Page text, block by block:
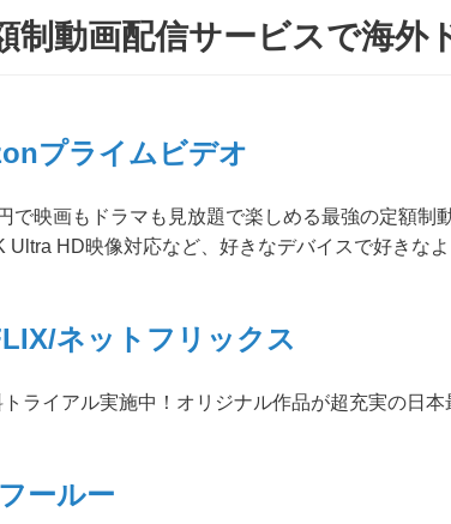
制動画配信サービスで海外
プライムビデオ
で映画もドラマも見放題で楽しめる最強の定額制
Ultra HD映像対応など、好きなデバイスで好きな
ネットフリックス
ライアル実施中！オリジナル作品が超充実の日本
ールー